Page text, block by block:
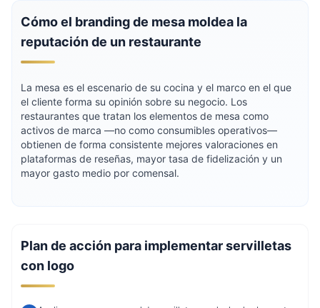
Cómo el branding de mesa moldea la
reputación de un restaurante
La mesa es el escenario de su cocina y el marco en el que
el cliente forma su opinión sobre su negocio. Los
restaurantes que tratan los elementos de mesa como
activos de marca —no como consumibles operativos—
obtienen de forma consistente mejores valoraciones en
plataformas de reseñas, mayor tasa de fidelización y un
mayor gasto medio por comensal.
Plan de acción para implementar servilletas
con logo